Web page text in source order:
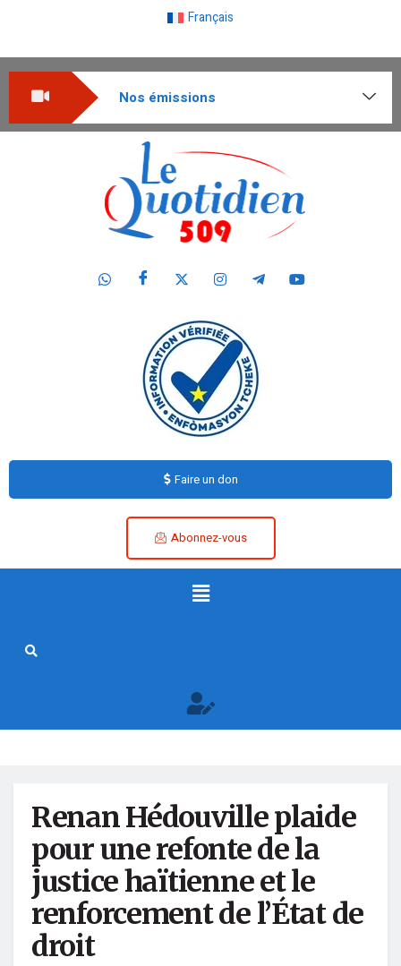
Français
Nos émissions
Faire un don
Abonnez-vous
Renan Hédouville plaide
pour une refonte de la
justice haïtienne et le
renforcement de l’État de
droit